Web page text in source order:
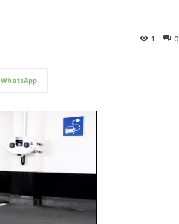
0
1
WhatsApp